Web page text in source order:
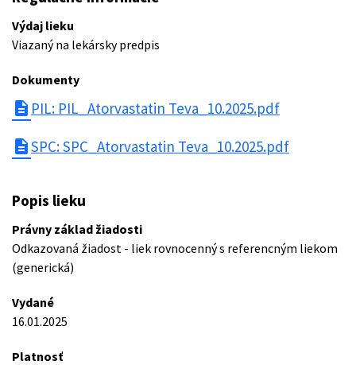
Výdaj lieku
Viazaný na lekársky predpis
Dokumenty
description PIL: PIL_Atorvastatin Teva_10.2025.pdf
descriptionSPC: SPC_Atorvastatin Teva_10.2025.pdf
Popis lieku
Právny základ žiadosti
Odkazovaná žiadost - liek rovnocenný s referencným liekom
(generická)
Vydané
16.01.2025
Platnosť